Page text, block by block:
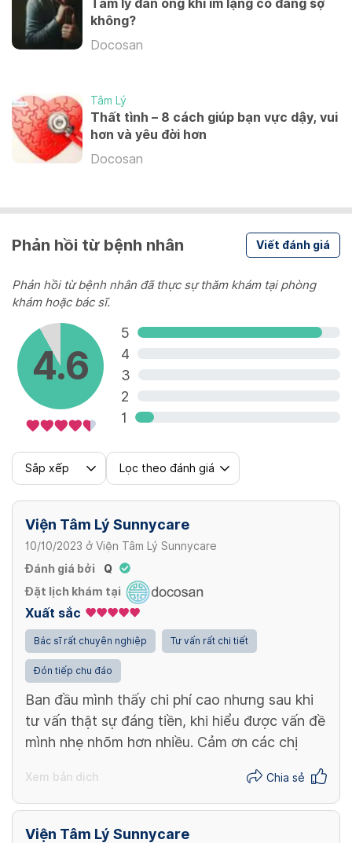
Tham vấn trong 60 phút
Tham vấn trong 90 phút
2,700,000 VND
3,600,000 VND
COUNSELING WITH INTERNATIONAL EXPERTS
(ENGLISH, UKRAINIAN, RUSSIAN LANGUAGE)
Tham vấn trong 60 phút
2,400,000 VND
3,600,000 VND
Tâm lý đàn ông khi im lặng có đáng sợ
không?
Docosan
Tâm Lý
Thất tình – 8 cách giúp bạn vực dậy, vui
hơn và yêu đời hơn
Docosan
Phản hồi từ bệnh nhân Viết đánh giá
Phản hồi từ bệnh nhân đã thực sự thăm khám tại phòng
khám hoặc bác sĩ.
4.6
5
4
3
2
1
Sắp xếp Lọc theo đánh giá
Viện Tâm Lý Sunnycare
10/10/2023 ở Viện Tâm Lý Sunnycare
Đánh giá bởi
Q
Đặt lịch khám tại
Xuất sắc
Bác sĩ rất chuyên nghiệp Tư vấn rất chi tiết
Đón tiếp chu đáo
Ban đầu mình thấy chi phí cao nhưng sau khi
tư vấn thật sự đáng tiền, khi hiểu được vấn đề
mình nhẹ nhõm hơn nhiều. Cảm ơn các chị
Xem bản dịch Chia sẻ
Viện Tâm Lý Sunnycare